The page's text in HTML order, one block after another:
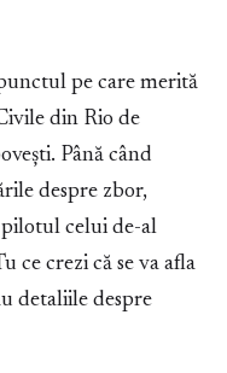
pe care merită
din Rio de
Până când
despre zbor,
pilotul celui de-al
ce crezi că se va afla
detaliile despre